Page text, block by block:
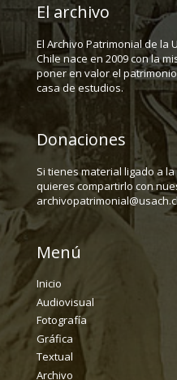
El archivo
El Archivo Patrimonial de la
Chile nace en 2009 con la
poner en valor el
casa de estudios.
Donaciones
Si tienes material ligado a
quieres compartirlo con
Menú
Inicio
Audiovisual
Fotografía
Gráfica
Textual
Archivo